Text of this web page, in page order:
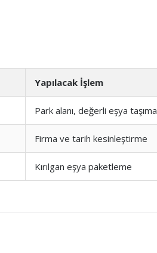
Yapılacak İşlem
Park alanı, değerli eşya taşıma
Firma ve tarih kesinleştirme
Kırılgan eşya paketleme